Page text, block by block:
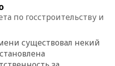
по госстроительству и
существовал некий